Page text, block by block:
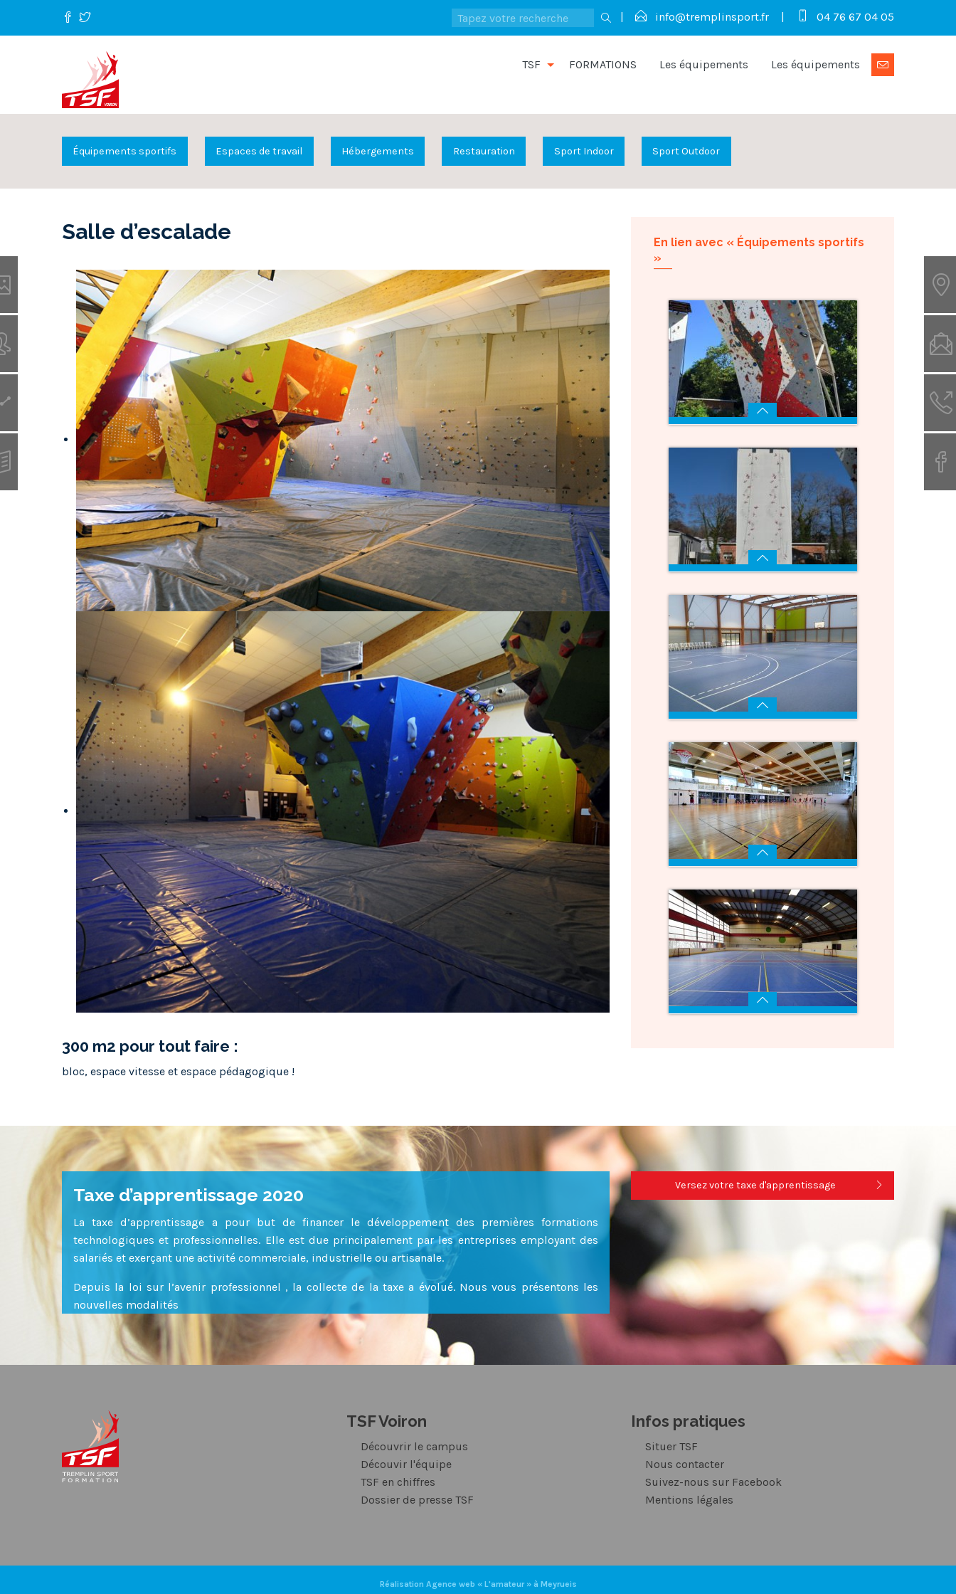
| info@tremplinsport.fr | 04 76 67 04 05
TSF FORMATIONS Les équipements Les équipements
Équipements sportifs Espaces de travail Hébergements Restauration Sport Indoor Sport Outdoor
Salle d’escalade
300 m2 pour tout faire :
bloc, espace vitesse et espace pédagogique !
En lien avec « Équipements sportifs
»
Mur de 22 mètres
Voir
Mur de 17 mètres
Voir
Gymnase multisport de
700m²
Voir
Gymnase multisport de
800m²
Voir
Taxe d’apprentissage 2020
La taxe d’apprentissage a pour but de financer le développement des premières formations
technologiques et professionnelles. Elle est due principalement par les entreprises employant des
salariés et exerçant une activité commerciale, industrielle ou artisanale.
Depuis la loi sur l’avenir professionnel , la collecte de la taxe a évolué. Nous vous présentons les
nouvelles modalités
Versez votre taxe d'apprentissage
TSF Voiron
Découvrir le campus
Découvir l'équipe
TSF en chiffres
Dossier de presse TSF
Infos pratiques
Situer TSF
Nous contacter
Suivez-nous sur Facebook
Mentions légales
Réalisation Agence web « L'amateur » à Meyrueis